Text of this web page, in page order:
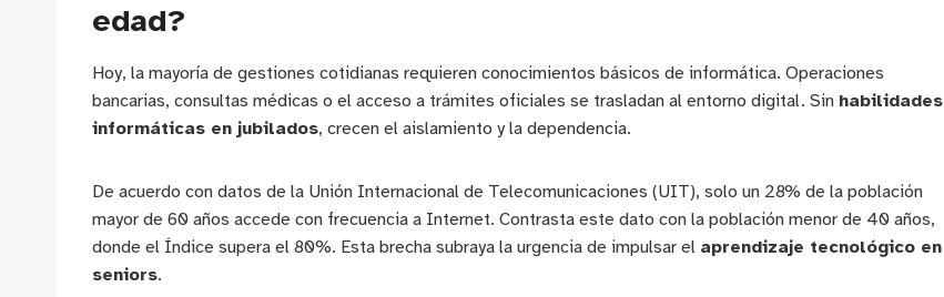
edad?
Hoy, la mayoría de gestiones cotidianas requieren conocimientos básicos de informática. Operaciones
bancarias, consultas médicas o el acceso a trámites oficiales se trasladan al entorno digital. Sin habilidades
informáticas en jubilados, crecen el aislamiento y la dependencia.
De acuerdo con datos de la Unión Internacional de Telecomunicaciones (UIT), solo un 28% de la población
mayor de 60 años accede con frecuencia a Internet. Contrasta este dato con la población menor de 40 años,
donde el Índice supera el 80%. Esta brecha subraya la urgencia de impulsar el aprendizaje tecnológico en
seniors.